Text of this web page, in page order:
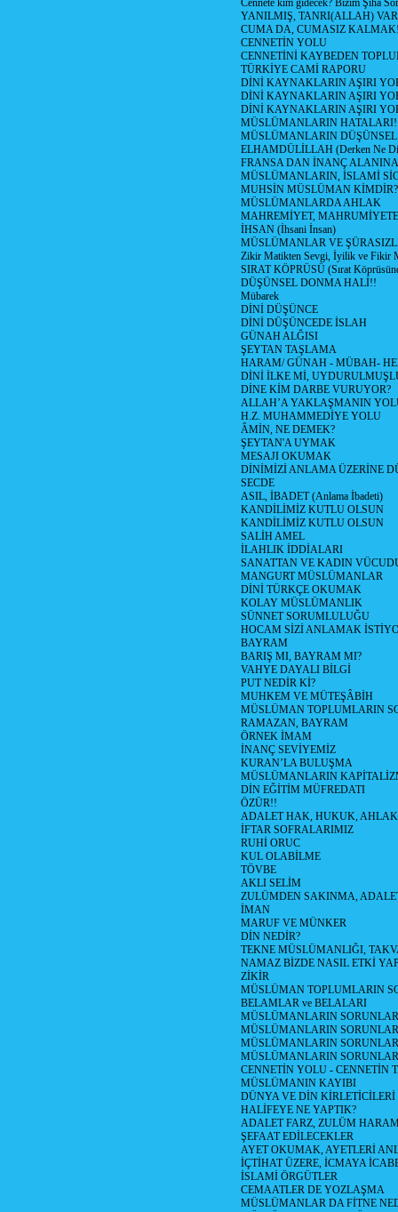
Cennete kim gidecek? Bizim Şıha
YANILMIŞ, TANRI(ALLAH)
CUMA DA, CUMASIZ
CENNETİN YOLU
CENNETİNİ KAYBEDEN
TÜRKİYE CAMİ RAPORU
DİNİ KAYNAKLARIN AŞIRI
DİNİ KAYNAKLARIN AŞIRI
DİNİ KAYNAKLARIN AŞIRI
MÜSLÜMANLARIN
MÜSLÜMANLARIN
ELHAMDÜLİLLAH (Derken Ne
FRANSA DAN İNANÇ
MÜSLÜMANLARIN, İSLAMİ
MUHSİN MÜSLÜMAN KİMDİR?
MÜSLÜMANLARDA AHLAK
MAHREMİYET,
İHSAN (İhsani İnsan)
MÜSLÜMANLAR VE
Zikir Matikten Sevgi, İyilik ve Fikir
SIRAT KÖPRÜSÜ (Sırat
DÜŞÜNSEL DONMA HALİ!!
Mübarek
DİNİ DÜŞÜNCE
DİNİ DÜŞÜNCEDE İSLAH
GÜNAH ALĞISI
ŞEYTAN TAŞLAMA
HARAM/ GÜNAH - MÜBAH-
DİNİ İLKE Mİ,
DİNE KİM DARBE VURUYOR?
ALLAH’A YAKLAŞMANIN
H.Z. MUHAMMEDİYE YOLU
ÂMİN, NE DEMEK?
ŞEYTAN'A UYMAK
MESAJI OKUMAK
DİNİMİZİ ANLAMA ÜZERİNE
SECDE
ASIL, İBADET (Anlama İbadeti)
KANDİLİMİZ KUTLU OLSUN
KANDİLİMİZ KUTLU OLSUN
SALİH AMEL
İLAHLIK İDDİALARI
SANATTAN VE KADIN
MANGURT MÜSLÜMANLAR
DİNİ TÜRKÇE OKUMAK
KOLAY MÜSLÜMANLIK
SÜNNET SORUMLULUĞU
HOCAM SİZİ ANLAMAK
BAYRAM
BARIŞ MI, BAYRAM MI?
VAHYE DAYALI BİLGİ
PUT NEDİR Kİ?
MUHKEM VE MÜTEŞÂBİH
MÜSLÜMAN TOPLUMLARIN
RAMAZAN, BAYRAM
ÖRNEK İMAM
İNANÇ SEVİYEMİZ
KURAN’LA BULUŞMA
MÜSLÜMANLARIN
DİN EĞİTİM MÜFREDATI
ÖZÜR!!
ADALET HAK, HUKUK, AHLAK
İFTAR SOFRALARIMIZ
RUHİ ORUC
KUL OLABİLME
TÖVBE
AKLI SELİM
ZULÜMDEN SAKINMA,
İMAN
MARUF VE MÜNKER
DİN NEDİR?
TEKNE MÜSLÜMANLIĞI,
NAMAZ BİZDE NASIL ETKİ
ZİKİR
MÜSLÜMAN TOPLUMLARIN
BELAMLAR ve BELALARI
MÜSLÜMANLARIN
MÜSLÜMANLARIN
MÜSLÜMANLARIN
MÜSLÜMANLARIN
CENNETİN YOLU - CENNETİN
MÜSLÜMANIN KAYIBI
DÜNYA VE DİN KİRLETİCİLERİ
HALİFEYE NE YAPTIK?
ADALET FARZ, ZULÜM
ŞEFAAT EDİLECEKLER
AYET OKUMAK, AYETLERİ
İÇTİHAT ÜZERE, İCMAYA
İSLAMİ ÖRGÜTLER
CEMAATLER DE YOZLAŞMA
MÜSLÜMANLAR DA FİTNE